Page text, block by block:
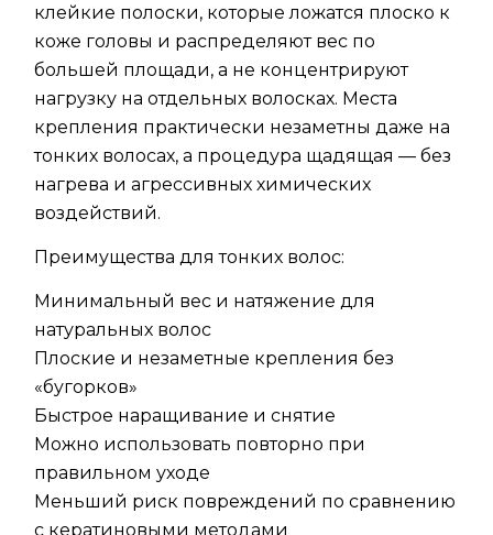
клейкие полоски, которые ложатся плоско к
коже головы и распределяют вес по
большей площади, а не концентрируют
нагрузку на отдельных волосках. Места
крепления практически незаметны даже на
тонких волосах, а процедура щадящая — без
нагрева и агрессивных химических
воздействий.
Преимущества для тонких волос:
Минимальный вес и натяжение для
натуральных волос
Плоские и незаметные крепления без
«бугорков»
Быстрое наращивание и снятие
Можно использовать повторно при
правильном уходе
Меньший риск повреждений по сравнению
с кератиновыми методами